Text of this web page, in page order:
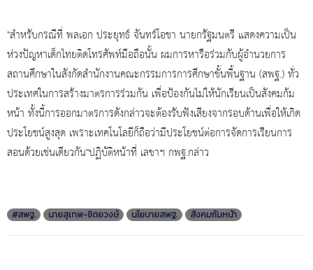
"สำหรับกรณีที่ พลเอก ประยุทธ์ จันทร์โอชา นายกรัฐมนตรี แสดงความเป็น
ห่วงปัญหาเด็กไทยติดโทรศัพท์มือถือนั้น ผมการหารือร่วมกับผู้อำนวยการ
สถานศึกษาในสังกัดสำนักงานคณะกรรมการการศึกษาขั้นพื้นฐาน (สพฐ.) ทั่ว
ประเทศในการสร้างมาตรการร่วมกัน เพื่อป้องกันไม่ให้นักเรียนเป็นสังคมก้ม
หน้า ทั้งนี้การออกมาตรการดังกล่าวจะต้องรับฟังเสียงจากรอบด้านเพื่อให้เกิด
ประโยชน์สูงสุด เพราะเทคโนโลยีก็ถือว่ามีประโยชน์ต่อการจัดการเรียนการ
สอนด้วยเช่นเดียวกัน"ปฏิบัติหน้าที่ เลขาฯ กพฐ.กล่าว
#สพฐ. นายสุเทพ-ชิตยวงษ์ นโยบายสพฐ. สังคมก้มหน้า